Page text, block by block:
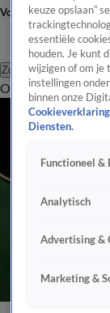
Volg Shownieuws
Zoeken
Overzicht
keuze opslaan”
essentiële
houden. Je kunt
wijzigen of om je
instellingen
binnen onze
Diensten.
Functioneel &
Analytisch
Advertising &
Marketing &